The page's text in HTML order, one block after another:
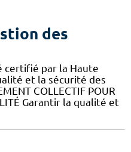
des
certifié par la Haute
et la sécurité des
COLLECTIF POUR
Garantir la qualité et